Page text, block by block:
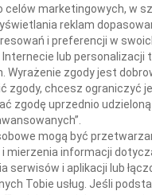
Częstochowa
11.04.2012
wyrazy głębokiego
celów marketingowych, w
reklam
i preferencji w
Internecie lub personalizacji
Wyrażenie zgody jest
zgody, chcesz ograniczyć
zgodę uprzednio
mogą być
i mierzenia informacji
serwisów i aplikacji lub
Tobie usług. Jeśli